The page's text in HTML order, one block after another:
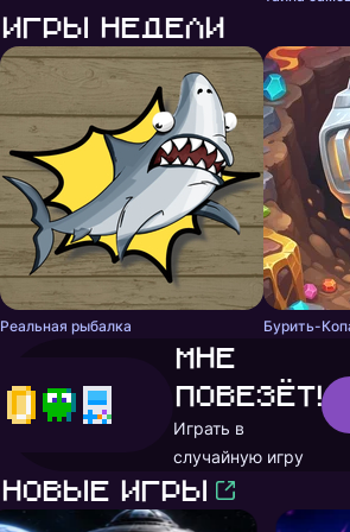
Игры недели
Реальная рыбалка Бурить-
Мне
повезёт!
Играть в
случайную игру
Новые игры